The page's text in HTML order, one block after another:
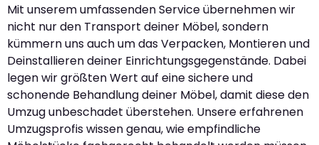
Mit unserem umfassenden Service übernehmen wir
nicht nur den Transport deiner Möbel, sondern
kümmern uns auch um das Verpacken, Montieren und
Deinstallieren deiner Einrichtungsgegenstände. Dabei
legen wir größten Wert auf eine sichere und
schonende Behandlung deiner Möbel, damit diese den
Umzug unbeschadet überstehen. Unsere erfahrenen
Umzugsprofis wissen genau, wie empfindliche